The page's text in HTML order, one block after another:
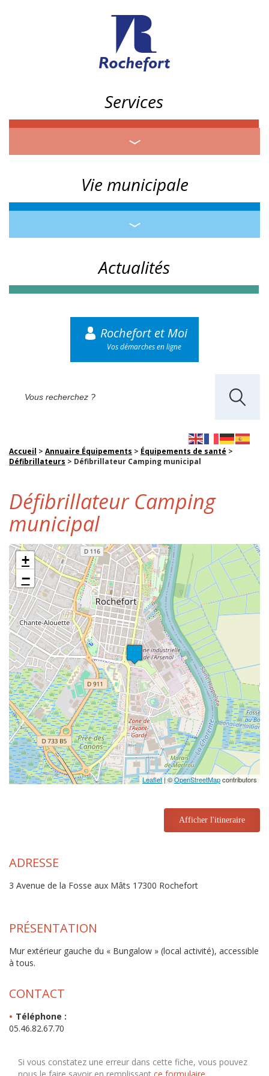
Services
Vie municipale
Actualités
Rochefort et Moi
Vos démarches en ligne
Accueil > Annuaire Équipements > Équipements de santé >
Défibrillateurs > Défibrillateur Camping municipal
Défibrillateur Camping
municipal
+
−
Leaflet| ©OpenStreetMapcontributors
Afficher l'itineraire
ADRESSE
3 Avenue de la Fosse aux Mâts 17300 Rochefort
PRÉSENTATION
Mur extérieur gauche du « Bungalow » (local activité), accessible
à tous.
CONTACT
Téléphone :
05.46.82.67.70
Si vous constatez une erreur dans cette fiche, vous pouvez